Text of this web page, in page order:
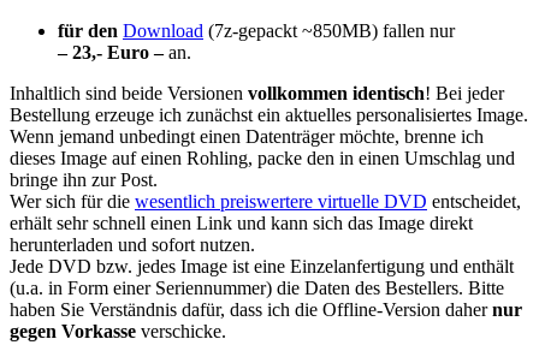
für den Download (7z-gepackt ~850MB) fallen nur
– 23,- Euro –an.
Inhaltlich sind beide Versionen vollkommen identisch! Bei jeder
Bestellung erzeuge ich zunächst ein aktuelles personalisiertes Image.
Wenn jemand unbedingt einen Datenträger möchte, brenne ich
dieses Image auf einen Rohling, packe den in einen Umschlag und
bringe ihn zur Post.
Wer sich für die wesentlich preiswertere virtuelle DVD entscheidet,
erhält sehr schnell einen Link und kann sich das Image direkt
herunterladen und sofort nutzen.
Jede DVD bzw. jedes Image ist eine Einzelanfertigung und enthält
(u.a. in Form einer Seriennummer) die Daten des Bestellers. Bitte
haben Sie Verständnis dafür, dass ich die Offline-Version dahernur
gegen Vorkasse verschicke.